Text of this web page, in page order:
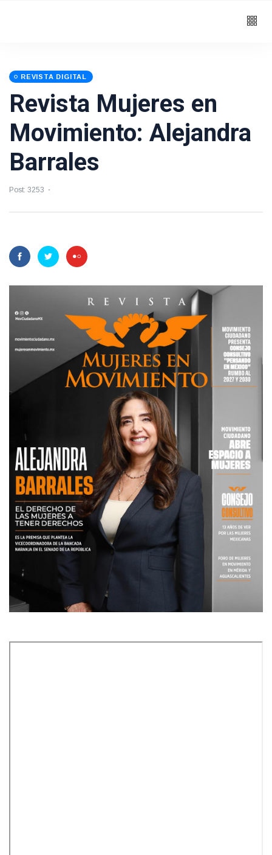
REVISTA DIGITAL
Revista Mujeres en
Movimiento: Alejandra
Barrales
Post: 3253